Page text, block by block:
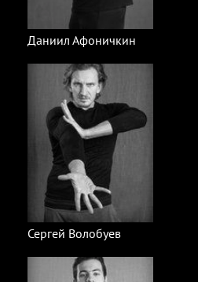
Даниил Афоничкин
Сергей Волобуев